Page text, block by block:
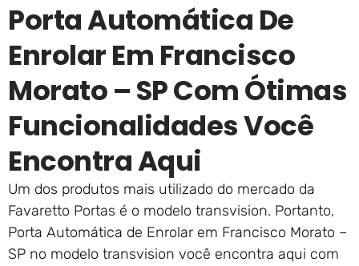
Porta Automática De
Enrolar Em Francisco
Morato – SP Com Ótimas
Funcionalidades Você
Encontra Aqui
Um dos produtos mais utilizado do mercado da
Favaretto Portas é o modelo transvision. Portanto,
Porta Automática de Enrolar em Francisco Morato –
SP no modelo transvision você encontra aqui com